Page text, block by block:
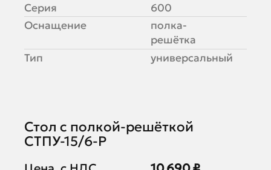
Серия
600
Оснащение
полка-
решётка
Тип
универсальный
Стол с полкой-решёткой
СТПУ-15/6-Р